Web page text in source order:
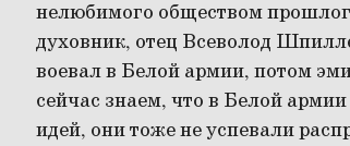
нелюбимого обществом
духовник, отец Всеволод
воевал в Белой армии, потом
сейчас знаем, что в Белой
идей, они тоже не успевали